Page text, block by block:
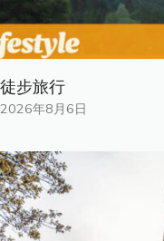
徒步旅行
2026年8月6日